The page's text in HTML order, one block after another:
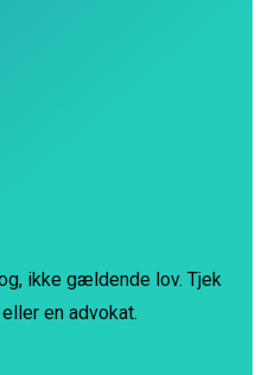
ikke gældende lov. Tjek
en advokat.